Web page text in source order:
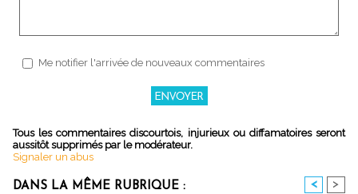
Me notifier l'arrivée de nouveaux commentaires
Tous les commentaires discourtois, injurieux ou diffamatoires seront
aussitôt supprimés par le modérateur.
Signaler un abus
DANS LA MÊME RUBRIQUE : < >